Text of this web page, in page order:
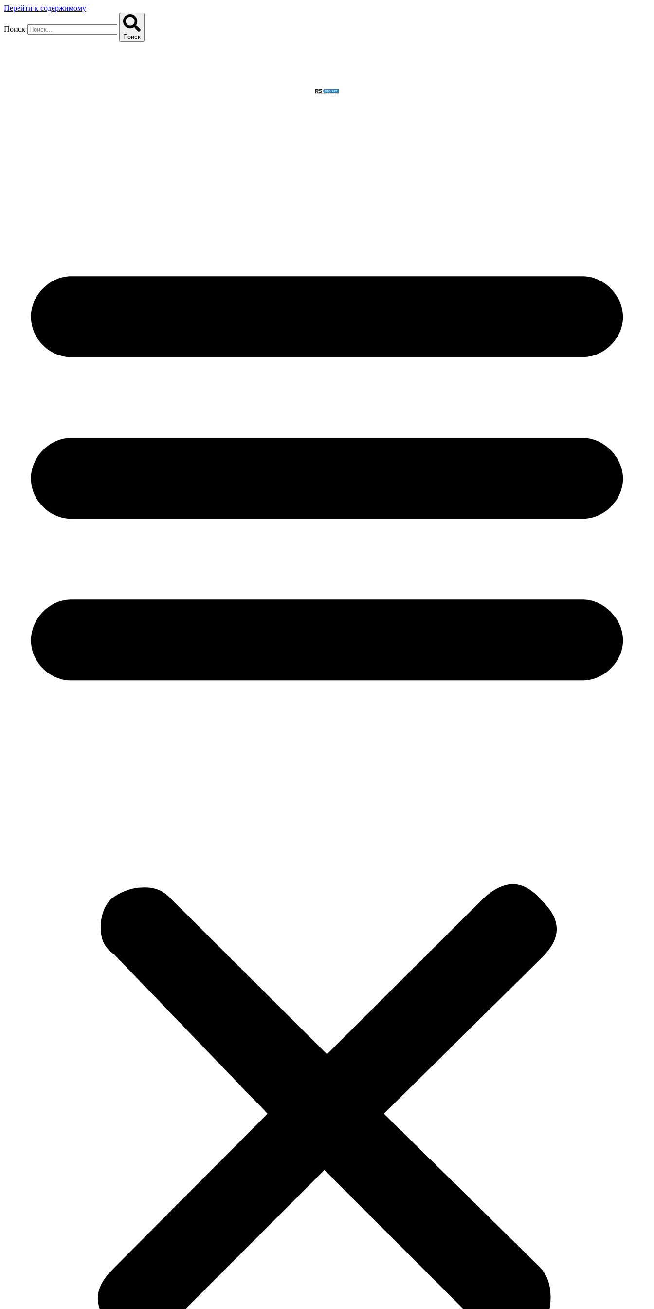
Перейти к содержимому
Поиск
Поиск